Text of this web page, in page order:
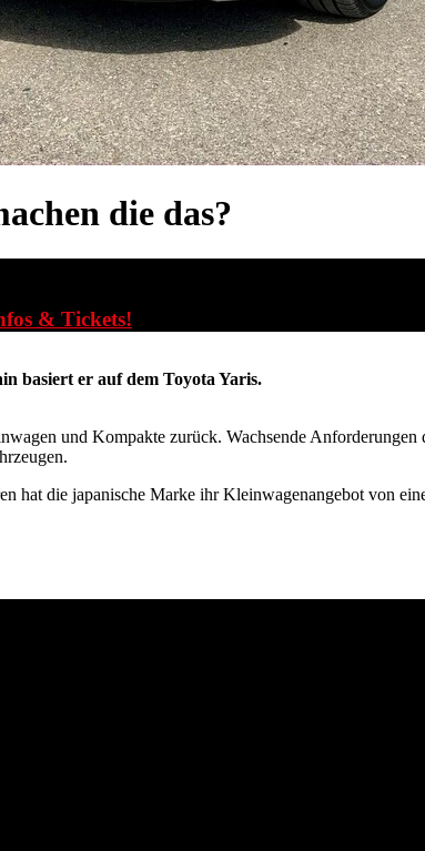
die das?
& Tickets!
basiert er auf dem Toyota Yaris.
und Kompakte zurück. Wachsende
hat die japanische Marke ihr Kleinwagenangebot von